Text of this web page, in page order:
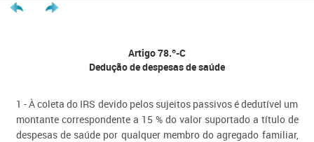
Artigo 78.º-C
Dedução de despesas de saúde
1 - À coleta do IRS devido pelos sujeitos passivos é dedutível um
montante correspondente a 15 % do valor suportado a título de
despesas de saúde por qualquer membro do agregado familiar,